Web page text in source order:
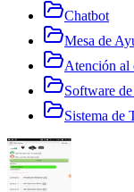
Chatbot
Mesa de
Atención al
Software
Sistema de